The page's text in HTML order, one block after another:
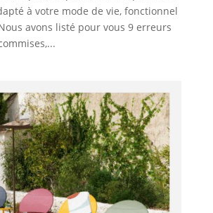
à votre mode de vie, fonctionnel
avons listé pour vous 9 erreurs